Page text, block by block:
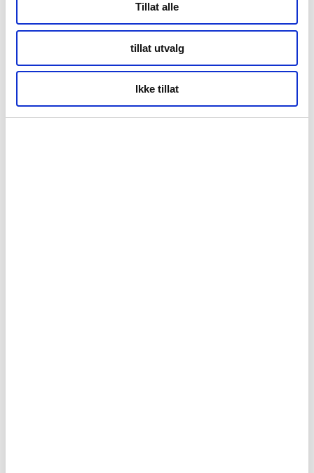
Tillat alle
tillat utvalg
Ikke tillat
NordNorsk Reiseliv AS
+47 901 77 500
post@nordnorge.com